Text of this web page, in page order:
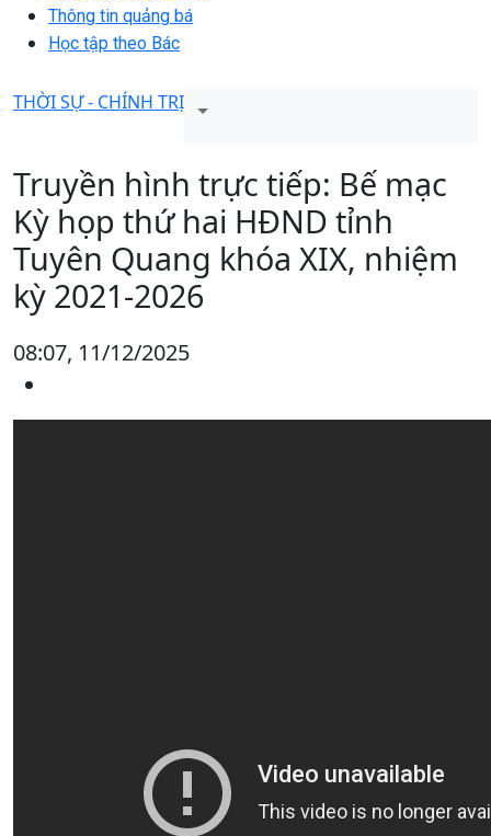
Thông tin quảng bá
Học tập theo Bác
THỜI SỰ - CHÍNH TRỊ
Truyền hình trực tiếp: Bế mạc
Kỳ họp thứ hai HĐND tỉnh
Tuyên Quang khóa XIX, nhiệm
kỳ 2021-2026
08:07, 11/12/2025